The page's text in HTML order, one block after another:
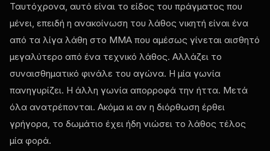
Ταυτόχρονα, αυτό είναι το είδος του πράγματος που
μένει, επειδή η ανακοίνωση του λάθος νικητή είναι ένα
από τα λίγα λάθη στο MMA που αμέσως γίνεται αισθητό
μεγαλύτερο από ένα τεχνικό λάθος. Αλλάζει το
συναισθηματικό φινάλε του αγώνα. Η μία γωνία
πανηγυρίζει. Η άλλη γωνία απορροφά την ήττα. Μετά
όλα ανατρέπονται. Ακόμα κι αν η διόρθωση έρθει
γρήγορα, το δωμάτιο έχει ήδη νιώσει το λάθος τέλος
μία φορά.